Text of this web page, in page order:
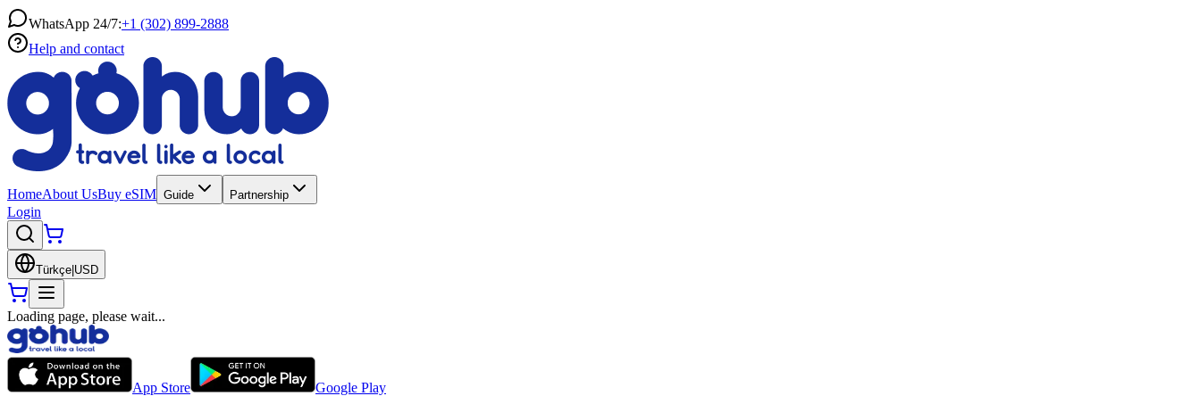
WhatsApp 24/7:+1 (302) 899-2888
Help and contact
HomeAbout UsBuy eSIM Guide Partnership
Login
Türkçe USD
Loading page, please wait...
App Store Google Play